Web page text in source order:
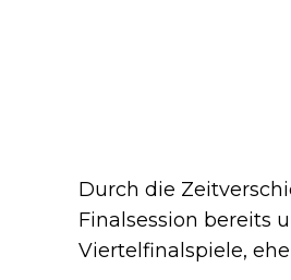
Durch die
Finalsession bereits
Viertelfinalspiele,